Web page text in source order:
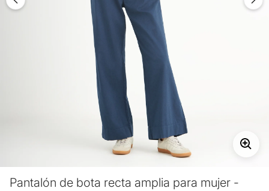
Pantalón de bota recta amplia para mujer -